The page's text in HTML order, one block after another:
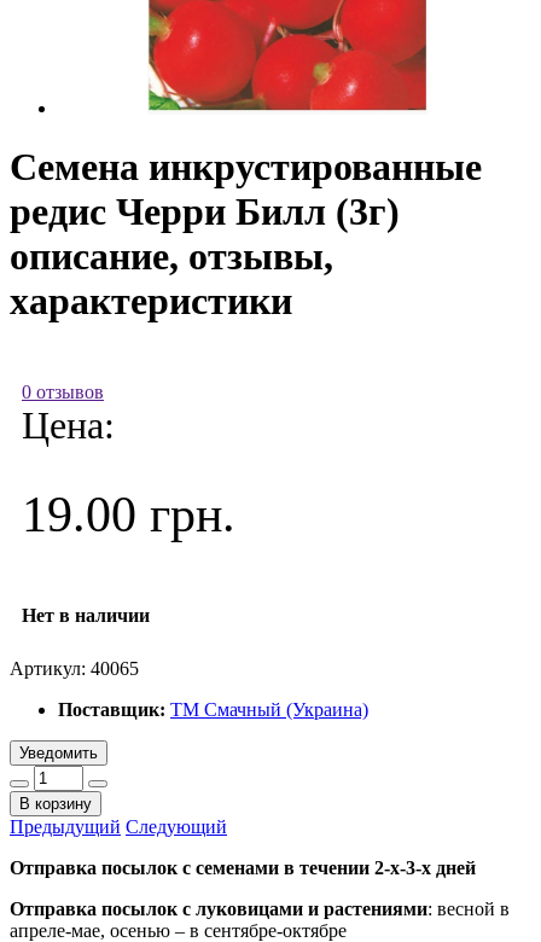
Семена инкрустированные
редис Черри Билл (3г)
описание, отзывы,
характеристики
0 отзывов
Цена:
19.00 грн.
Нет в наличии
Артикул: 40065
Поставщик: ТМ Смачный (Украина)
Уведомить
В корзину
Предыдущий Следующий
Отправка посылок с семенами в течении 2-х-3-х дней
Отправка посылок с луковицами и растениями: весной в
апреле-мае, осенью – в сентябре-октябре